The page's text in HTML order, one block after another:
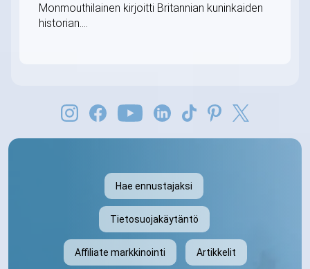
Monmouthilainen kirjoitti Britannian kuninkaiden
historian....
Hae ennustajaksi
Tietosuojakäytäntö
Affiliate markkinointi Artikkelit